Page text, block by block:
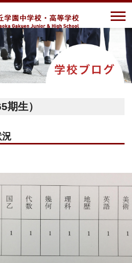
期生）
況